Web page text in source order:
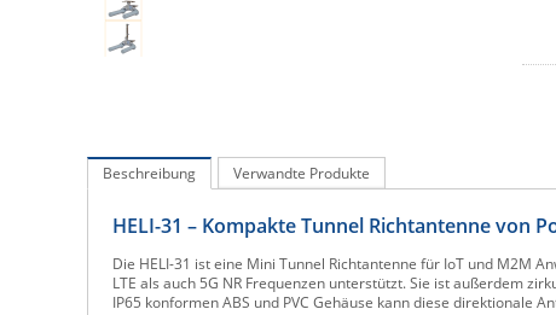
Beschreibung Verwandte Produkte
HELI-31 – Kompakte Tunnel Richtantenne von
Die HELI-31 ist eine Mini Tunnel Richtantenne für IoT und M2M
LTE als auch 5G NR Frequenzen unterstützt. Sie ist außerdem
IP65 konformen ABS und PVC Gehäuse kann diese direktionale